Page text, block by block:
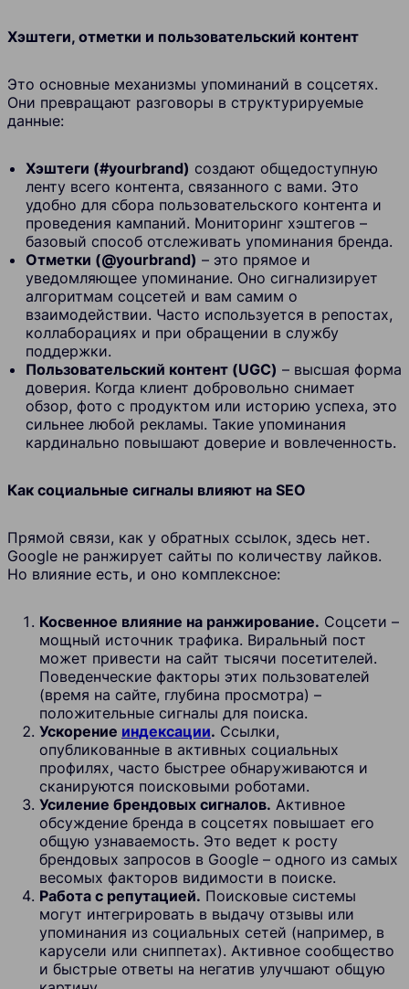
Хэштеги, отметки и пользовательский контент
Это основные механизмы упоминаний в соцсетях.
Они превращают разговоры в структурируемые
данные:
Хэштеги (#yourbrand) создают общедоступную
ленту всего контента, связанного с вами. Это
удобно для сбора пользовательского контента и
проведения кампаний. Мониторинг хэштегов –
базовый способ отслеживать упоминания бренда.
Отметки (@yourbrand) – это прямое и
уведомляющее упоминание. Оно сигнализирует
алгоритмам соцсетей и вам самим о
взаимодействии. Часто используется в репостах,
коллаборациях и при обращении в службу
поддержки.
Пользовательский контент (UGC) – высшая форма
доверия. Когда клиент добровольно снимает
обзор, фото с продуктом или историю успеха, это
сильнее любой рекламы. Такие упоминания
кардинально повышают доверие и вовлеченность.
Как социальные сигналы влияют на SEO
Прямой связи, как у обратных ссылок, здесь нет.
Google не ранжирует сайты по количеству лайков.
Но влияние есть, и оно комплексное:
Косвенное влияние на ранжирование. Соцсети –
мощный источник трафика. Виральный пост
может привести на сайт тысячи посетителей.
Поведенческие факторы этих пользователей
(время на сайте, глубина просмотра) –
положительные сигналы для поиска.
Ускорение индексации. Ссылки,
опубликованные в активных социальных
профилях, часто быстрее обнаруживаются и
сканируются поисковыми роботами.
Усиление брендовых сигналов. Активное
обсуждение бренда в соцсетях повышает его
общую узнаваемость. Это ведет к росту
брендовых запросов в Google – одного из самых
весомых факторов видимости в поиске.
Работа с репутацией. Поисковые системы
могут интегрировать в выдачу отзывы или
упоминания из социальных сетей (например, в
карусели или сниппетах). Активное сообщество
и быстрые ответы на негатив улучшают общую